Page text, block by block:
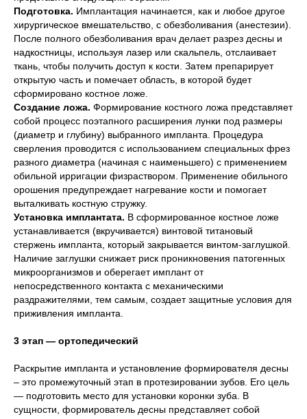
Подготовка. Имплантация начинается, как и любое другое
хирургическое вмешательство, с обезболивания (анестезии).
После полного обезболивания врач делает разрез десны и
надкостницы, используя лазер или скальпель, отслаивает
ткань, чтобы получить доступ к кости. Затем препарирует
открытую часть и помечает область, в которой будет
сформировано костное ложе.
Создание ложа. Формирование костного ложа представляет
собой процесс поэтапного расширения лунки под размеры
(диаметр и глубину) выбранного импланта. Процедура
сверления проводится с использованием специальных фрез
разного диаметра (начиная с наименьшего) с применением
обильной ирригации физраствором. Применение обильного
орошения предупреждает нагревание кости и помогает
выталкивать костную стружку.
Установка имплантата. В сформированное костное ложе
устанавливается (вкручивается) винтовой титановый
стержень импланта, который закрывается винтом-заглушкой.
Наличие заглушки снижает риск проникновения патогенных
микроорганизмов и оберегает имплант от
непосредственного контакта с механическими
раздражителями, тем самым, создает защитные условия для
приживления импланта.
3 этап — ортопедический
Раскрытие импланта и установление формирователя десны
– это промежуточный этап в протезировании зубов. Его цель
— подготовить место для установки коронки зуба. В
сущности, формирователь десны представляет собой